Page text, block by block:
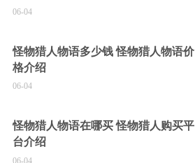
06-04
怪物猎人物语多少钱 怪物猎人物语价
格介绍
06-04
怪物猎人物语在哪买 怪物猎人购买平
台介绍
06-04